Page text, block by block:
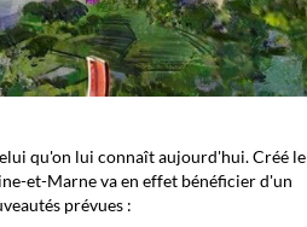
qu'on lui connaît aujourd'hui. Créé le
et-Marne va en effet bénéficier d'un
prévues :